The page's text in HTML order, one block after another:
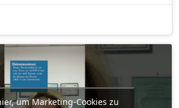
um Marketing-Cookies zu